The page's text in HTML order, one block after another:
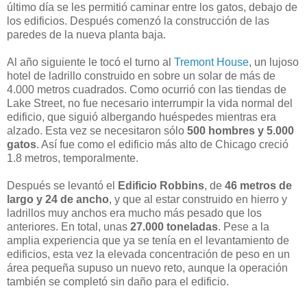
último día se les permitió caminar entre los gatos, debajo de
los edificios. Después comenzó la construcción de las
paredes de la nueva planta baja.
Al año siguiente le tocó el turno al Tremont House, un lujoso
hotel de ladrillo construido en sobre un solar de más de
4.000 metros cuadrados. Como ocurrió con las tiendas de
Lake Street, no fue necesario interrumpir la vida normal del
edificio, que siguió albergando huéspedes mientras era
alzado. Esta vez se necesitaron sólo 500 hombres y 5.000
gatos. Así fue como el edificio más alto de Chicago creció
1.8 metros, temporalmente.
Después se levantó el Edificio Robbins, de 46 metros de
largo y 24 de ancho, y que al estar construido en hierro y
ladrillos muy anchos era mucho más pesado que los
anteriores. En total, unas 27.000 toneladas. Pese a la
amplia experiencia que ya se tenía en el levantamiento de
edificios, esta vez la elevada concentración de peso en un
área pequeña supuso un nuevo reto, aunque la operación
también se completó sin daño para el edificio.